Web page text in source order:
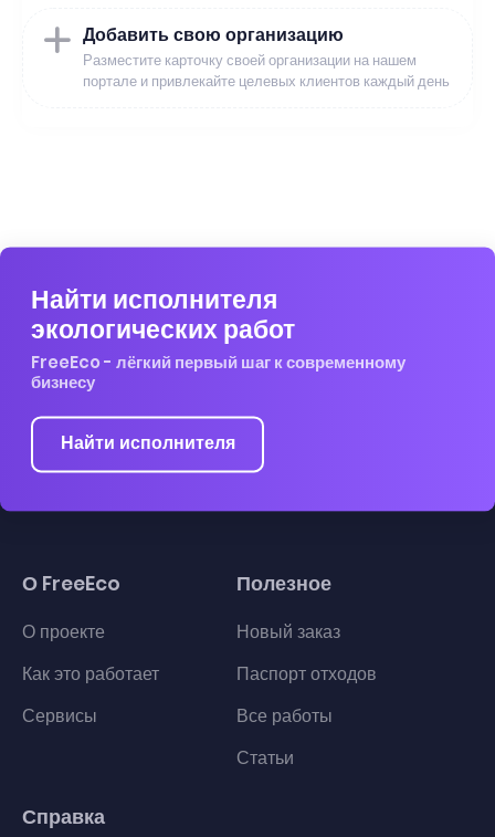
Добавить свою организацию
Разместите карточку своей организации на нашем
портале и привлекайте целевых клиентов каждый день
Найти исполнителя
экологических работ
FreeEco - лёгкий первый шаг к современному
бизнесу
Найти исполнителя
О FreeEco
О проекте
Как это работает
Сервисы
Полезное
Новый заказ
Паспорт отходов
Все работы
Статьи
Справка